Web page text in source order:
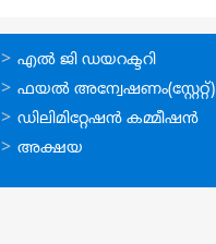
ഉപയോഗപ്രദമായ
കണ്ണികള്‍
എല്‍ ജി ഡയറക്ടറി
ഫയല്‍ അന്വേഷണം(സ്റ്റേറ്റ്)
ഡിലിമിറ്റേഷന്‍ കമ്മീഷന്‍
അക്ഷയ